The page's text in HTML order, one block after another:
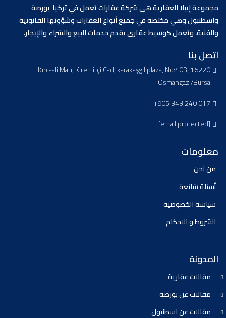
مجموعة إيبلا العقارية هي شركة عقارات تعمل في تركيا بورصة
واسطنبول وهي مختصة في جميع أنواع العقارات وشؤونها القانونية
والفنية، وتعمل كوسيط عقاري يقدم خدمات البيع والشراء والإيجار.
اتصل بنا
Kırcaali Mah, Kiremitçi Cad, karakaşgil plaza, No:403, 16220
Osmangazi/Bursa
+905 343 240 017
[email protected]
معلومات
من نحن
أسئلة شائعة
سياسة الخصوصية
الشروط و الاحكام
المدونة
مقالات عقارية
مقالات عن بورصة
مقالات عن اسطنبول